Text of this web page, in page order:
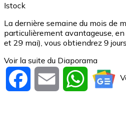
Istock
La dernière semaine du mois de
particulièrement avantageuse,
et 29 mai), vous obtiendrez 9
Voir la suite du Diaporama
Facebook Email